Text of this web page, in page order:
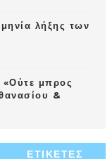
λήξης των
μπρος
&
ΕΤΙΚΕΤΕΣ